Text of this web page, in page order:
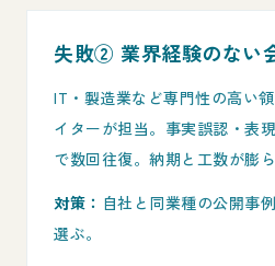
失敗② 業界経験のない
IT・製造業など専門性の高い
イターが担当。事実誤認・表
で数回往復。納期と工数が膨ら
対策： 自社と同業種の公開事
選ぶ。